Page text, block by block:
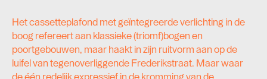
Het cassetteplafond met geïntegreerde verlichting in de
boog refereert aan klassieke (triomf)bogen en
poortgebouwen, maar haakt in zijn ruitvorm aan op de
luifel van tegenoverliggende Frederikstraat. Maar waar
de één redelijk expressief in de kromming van de